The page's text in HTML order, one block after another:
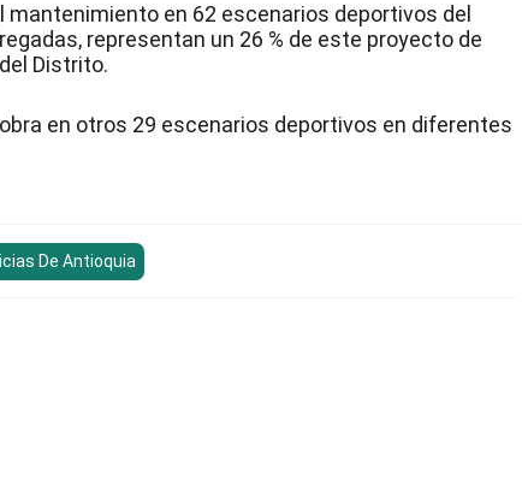
mantenimiento en 62 escenarios deportivos del
representan un 26 % de este proyecto de
Distrito.
en otros 29 escenarios deportivos en diferentes
De Antioquia